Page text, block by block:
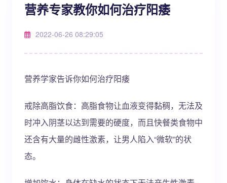
营养专家教你如何治疗阳痿
2022-06-26 08:29:05
营养学家告诉你如何治疗阳痿
戒除高脂饮食：高脂食物让血液变得黏稠，无法及
时冲入阴茎以达到需要的硬度，而且快餐类食物中
还含有大量的雌性激素，让男人陷入“微软”的状
态。